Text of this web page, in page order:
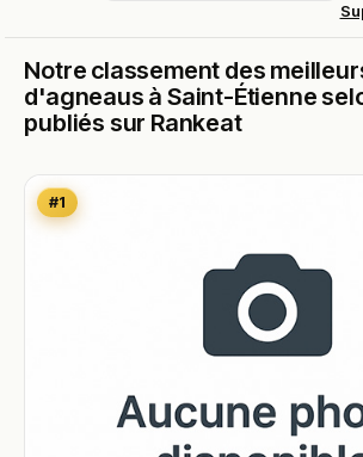
Notre classement des
d'agneaus à Saint-Étienne
publiés sur Rankeat
#1